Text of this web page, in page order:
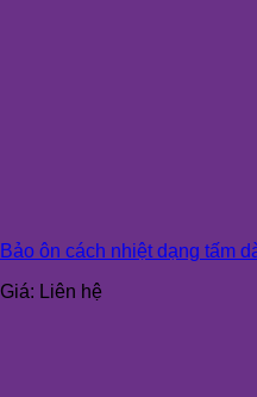
Bảo ôn cách nhiệt dạng tấm
Giá: Liên hệ